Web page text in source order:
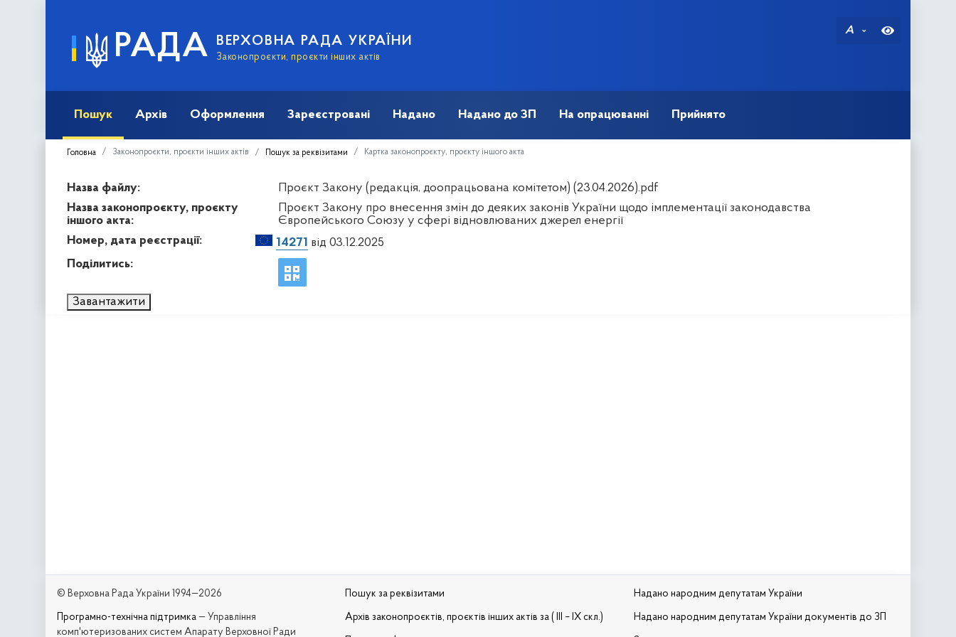
РАДА ВЕРХОВНА РАДА УКРАЇНИ
Законопроєкти, проєкти інших актів
A
Пошук Архів Оформлення Зареєстровані Надано Надано до ЗП На опрацюванні Прийнято
Головна Законопроєкти, проєкти інших актів Пошук за реквізитами Картка законопроєкту, проєкту іншого акта
Назва файлу:
Проєкт Закону (редакція, доопрацьована комітетом) (23.04.2026).pdf
Назва законопроєкту, проєкту
іншого акта:
Проєкт Закону про внесення змін до деяких законів України щодо імплементації законодавства
Європейського Союзу у сфері відновлюваних джерел енергії
Номер, дата реєстрації:
14271 від 03.12.2025
Поділитись:
Завантажити
© Верховна Рада України 1994—2026
Програмно-технічна підтримка — Управління
комп'ютеризованих систем Апарату Верховної Ради
Пошук за реквізитами
Архів законопроєктів, проєктів інших актів за ( III – IX скл.)
Надано народним депутатам України
Надано народним депутатам України документів до ЗП